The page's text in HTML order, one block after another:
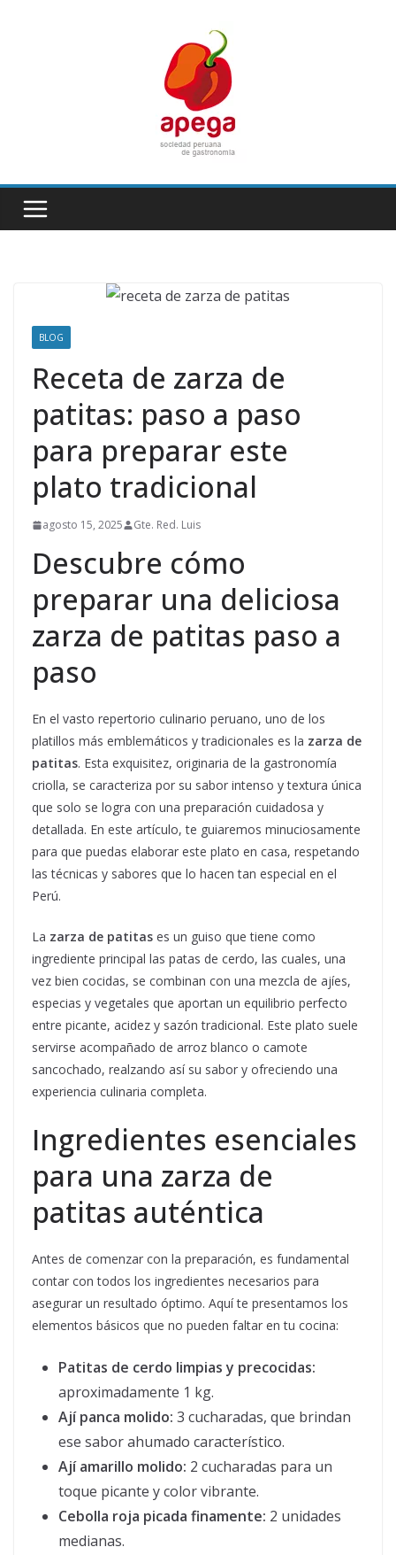
BLOG
Receta de zarza de
patitas: paso a paso
para preparar este
plato tradicional
agosto 15, 2025 Gte. Red. Luis
Descubre cómo
preparar una deliciosa
zarza de patitas paso a
paso
En el vasto repertorio culinario peruano, uno de los
platillos más emblemáticos y tradicionales es la zarza de
patitas. Esta exquisitez, originaria de la gastronomía
criolla, se caracteriza por su sabor intenso y textura única
que solo se logra con una preparación cuidadosa y
detallada. En este artículo, te guiaremos minuciosamente
para que puedas elaborar este plato en casa, respetando
las técnicas y sabores que lo hacen tan especial en el
Perú.
La zarza de patitas es un guiso que tiene como
ingrediente principal las patas de cerdo, las cuales, una
vez bien cocidas, se combinan con una mezcla de ajíes,
especias y vegetales que aportan un equilibrio perfecto
entre picante, acidez y sazón tradicional. Este plato suele
servirse acompañado de arroz blanco o camote
sancochado, realzando así su sabor y ofreciendo una
experiencia culinaria completa.
Ingredientes esenciales
para una zarza de
patitas auténtica
Antes de comenzar con la preparación, es fundamental
contar con todos los ingredientes necesarios para
asegurar un resultado óptimo. Aquí te presentamos los
elementos básicos que no pueden faltar en tu cocina:
Patitas de cerdo limpias y precocidas:
aproximadamente 1 kg.
Ají panca molido: 3 cucharadas, que brindan
ese sabor ahumado característico.
Ají amarillo molido: 2 cucharadas para un
toque picante y color vibrante.
Cebolla roja picada finamente: 2 unidades
medianas.